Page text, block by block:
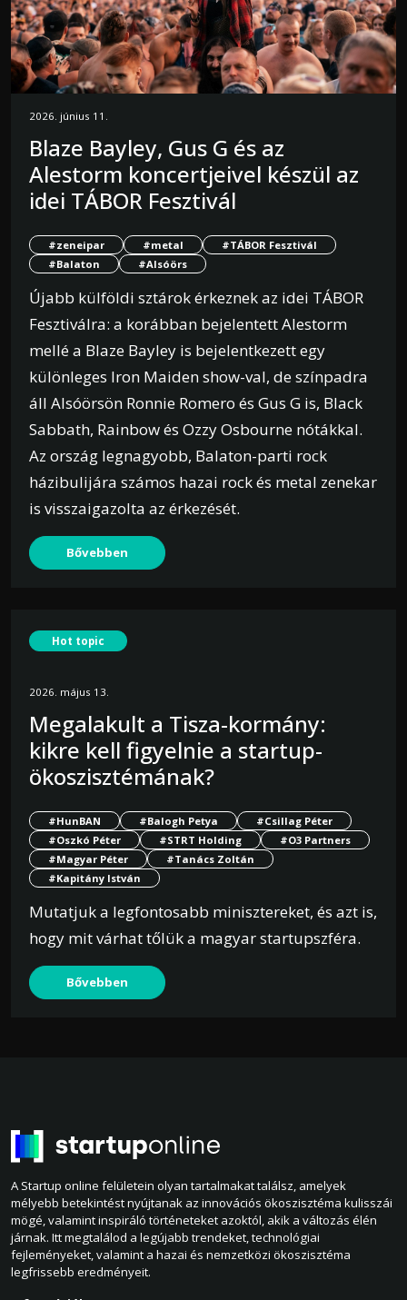
2026. június 11.
Blaze Bayley, Gus G és az
Alestorm koncertjeivel készül az
idei TÁBOR Fesztivál
#zeneipar #metal
#TÁBOR Fesztivál
#Balaton
#Alsóörs
Újabb külföldi sztárok érkeznek az idei TÁBOR
Fesztiválra: a korábban bejelentett Alestorm
mellé a Blaze Bayley is bejelentkezett egy
különleges Iron Maiden show-val, de színpadra
áll Alsóörsön Ronnie Romero és Gus G is, Black
Sabbath, Rainbow és Ozzy Osbourne nótákkal.
Az ország legnagyobb, Balaton-parti rock
házibulijára számos hazai rock és metal zenekar
is visszaigazolta az érkezését.
Bővebben
Hot topic
2026. május 13.
Megalakult a Tisza-kormány:
kikre kell figyelnie a startup-
ökoszisztémának?
#HunBAN #Balogh Petya
#Csillag Péter
#Oszkó Péter
#STRT Holding
#O3 Partners
#Magyar Péter
#Tanács Zoltán
#Kapitány István
Mutatjuk a legfontosabb minisztereket, és azt is,
hogy mit várhat tőlük a magyar startupszféra.
Bővebben
A Startup online felületein olyan tartalmakat találsz, amelyek
mélyebb betekintést nyújtanak az innovációs ökoszisztéma kulisszái
mögé, valamint inspiráló történeteket azoktól, akik a változás élén
járnak. Itt megtalálod a legújabb trendeket, technológiai
fejleményeket, valamint a hazai és nemzetközi ökoszisztéma
legfrissebb eredményeit.